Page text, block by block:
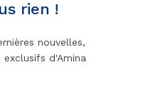
Paris 2016
à 25.99 en boutique
rien !
nouvelles,
d'Amina